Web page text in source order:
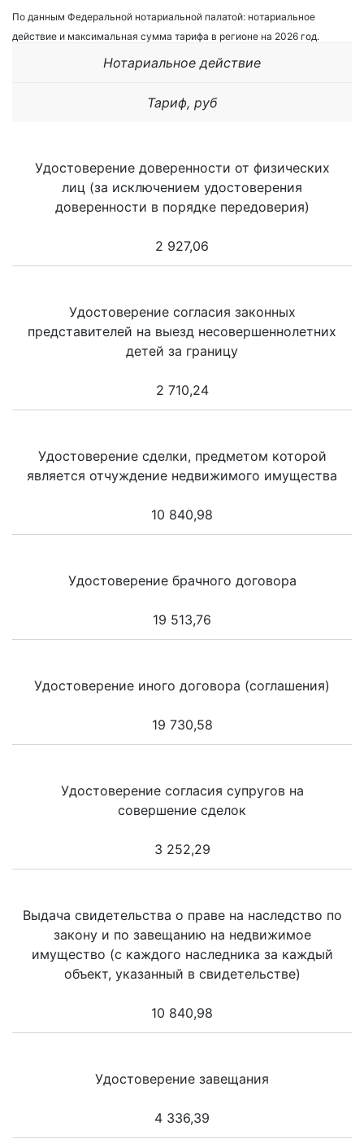
По данным Федеральной нотариальной палатой: нотариальное
действие и максимальная сумма тарифа в регионе на 2026 год.
Нотариальное действие
Тариф, руб
Удостоверение доверенности от физических
лиц (за исключением удостоверения
доверенности в порядке передоверия)
2 927,06
Удостоверение согласия законных
представителей на выезд несовершеннолетних
детей за границу
2 710,24
Удостоверение сделки, предметом которой
является отчуждение недвижимого имущества
10 840,98
Удостоверение брачного договора
19 513,76
Удостоверение иного договора (соглашения)
19 730,58
Удостоверение согласия супругов на
совершение сделок
3 252,29
Выдача свидетельства о праве на наследство по
закону и по завещанию на недвижимое
имущество (с каждого наследника за каждый
объект, указанный в свидетельстве)
10 840,98
Удостоверение завещания
4 336,39